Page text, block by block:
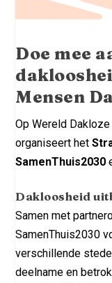
Doe mee
Mensen
Op Wereld
organiseert het
SamenThuis2030
Dakloosheid
Samen met
SamenThuis2030
verschillende
deelname en